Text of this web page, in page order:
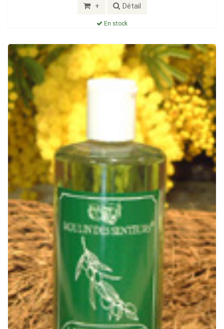
+ Détail
En stock